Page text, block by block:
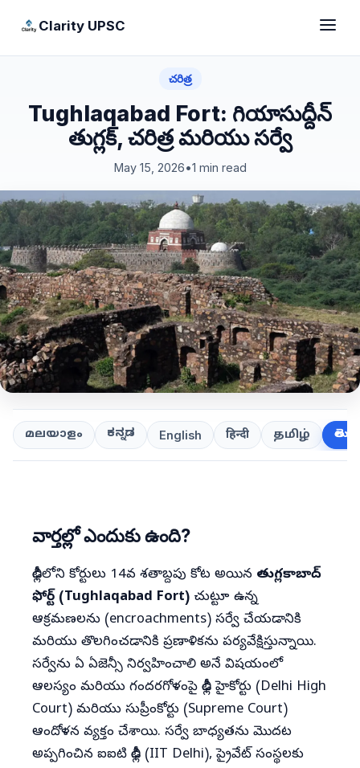
Clarity UPSC
చరిత్ర
Tughlaqabad Fort: గియాసుద్దీన్
తుగ్లక్, చరిత్ర మరియు సర్వే
May 15, 2026•1 min read
മലയാളം ಕನ್ನಡ English हिन्दी தமிழ்
వార్తల్లో ఎందుకు ఉంది?
ఢిల్లీలోని కోర్టులు 14వ శతాబ్దపు కోట అయిన తుగ్లకాబాద్
ఫోర్ట్ (Tughlaqabad Fort) చుట్టూ ఉన్న
ఆక్రమణలను (encroachments) సర్వే చేయడానికి
మరియు తొలగించడానికి ప్రణాళికను పర్యవేక్షిస్తున్నాయి.
సర్వేను ఏ ఏజెన్సీ నిర్వహించాలి అనే విషయంలో
ఆలస్యం మరియు గందరగోళంపై ఢిల్లీ హైకోర్టు (Delhi High
Court) మరియు సుప్రీంకోర్టు (Supreme Court)
ఆందోళన వ్యక్తం చేశాయి. సర్వే బాధ్యతను మొదట
అప్పగించిన ఐఐటి ఢిల్లీ (IIT Delhi), ప్రైవేట్ సంస్థలకు